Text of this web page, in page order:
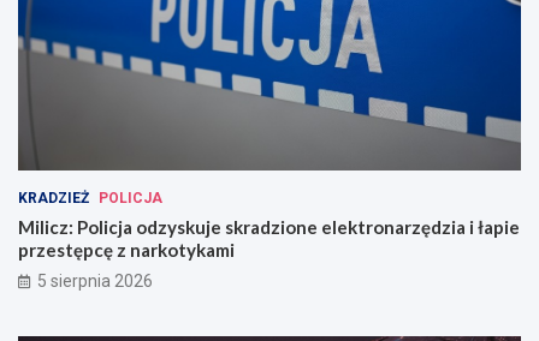
KRADZIEŻ POLICJA
Milicz: Policja odzyskuje skradzione elektronarzędzia i łapie
przestępcę z narkotykami
5 sierpnia 2026